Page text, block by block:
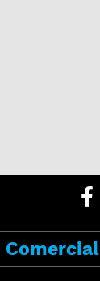
Comercial